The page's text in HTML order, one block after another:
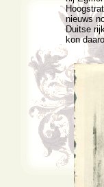
nieuws
Duitse
kon